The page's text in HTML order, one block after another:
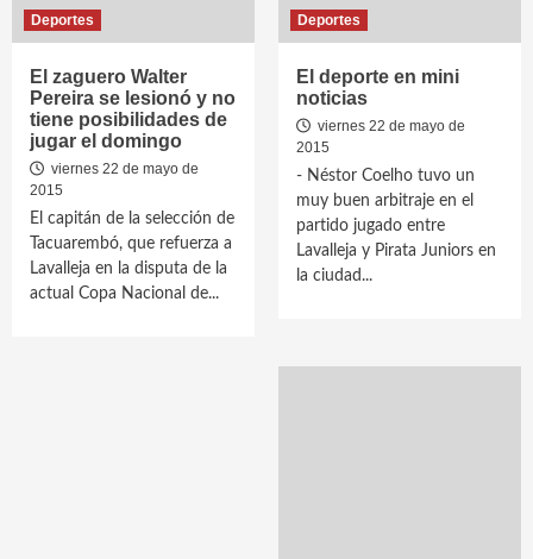
Deportes
El zaguero Walter
Pereira se lesionó y no
tiene posibilidades de
jugar el domingo
viernes 22 de mayo de
2015
El capitán de la selección de
Tacuarembó, que refuerza a
Lavalleja en la disputa de la
actual Copa Nacional de...
Deportes
El deporte en mini
noticias
viernes 22 de mayo de
2015
- Néstor Coelho tuvo un
muy buen arbitraje en el
partido jugado entre
Lavalleja y Pirata Juniors en
la ciudad...